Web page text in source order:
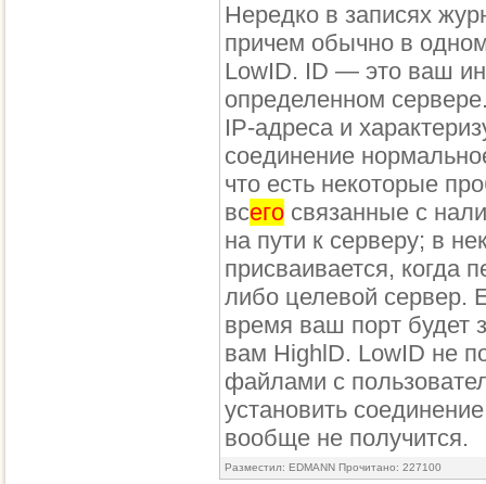
Нередко в записях
причем обычно в
LowID. ID — это ваш
определенном
IP-адреса и
соединение
что есть некоторые
всего связанные с
на пути к серверу; в
присваивается, когда
либо целевой сервер.
время ваш порт будет
вам HighlD. LowID не
файлами с
установить
вообще не получится.
Разместил: EDMANN Прочитано: 227100